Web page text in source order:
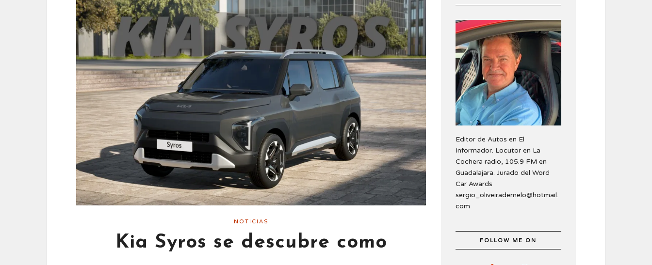
NOTICIAS
Kia Syros se descubre como
Editor de Autos en El
Informador. Locutor en La
Cochera radio, 105.9 FM en
Guadalajara. Jurado del Word
Car Awards
sergio_oliveirademelo@hotmail.
com
FOLLOW ME ON